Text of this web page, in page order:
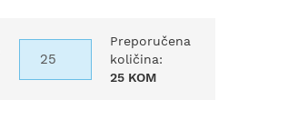
Preporučena
količina:
25 KOM